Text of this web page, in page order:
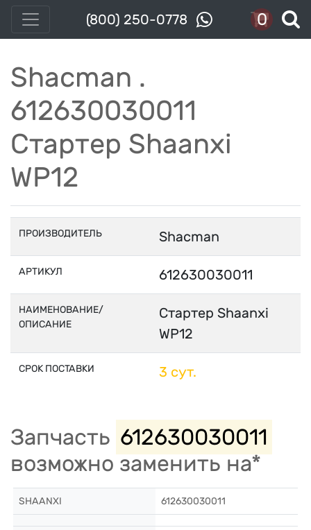
(800) 250-0778 0
Shacman .
612630030011
Стартер Shaanxi
WP12
ПРОИЗВОДИТЕЛЬ Shacman
АРТИКУЛ 612630030011
НАИМЕНОВАНИЕ/
ОПИСАНИЕ
Стартер Shaanxi
WP12
СРОК ПОСТАВКИ 3 сут.
Запчасть 612630030011
возможно заменить на*
SHAANXI 612630030011